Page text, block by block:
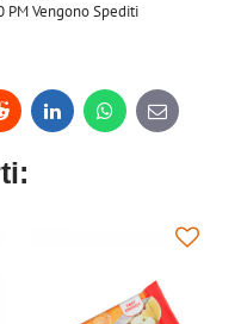
Vengono Spediti
LinkedInWhatsApp
E-
mail